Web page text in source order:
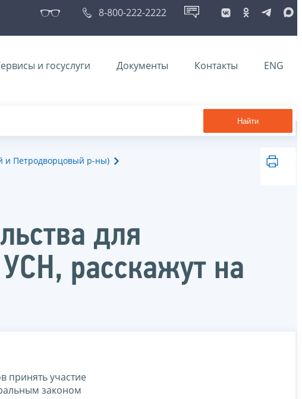
8-800-222-2222
и госуслуги Документы Контакты ENG
Найти
и Петродворцовый р-ны)
для
расскажут на
принять участие
законом